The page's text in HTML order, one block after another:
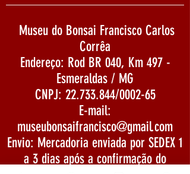
Museu do Bonsai Francisco Carlos
Corrêa
Endereço: Rod BR 040, Km 497 -
Esmeraldas / MG
CNPJ: 22.733.844/0002-65
E-mail:
museubonsaifrancisco@gmail.com
Envio: Mercadoria enviada por SEDEX 1
a 3 dias após a confirmação do